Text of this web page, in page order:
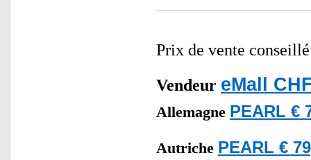
Prix de vente
Vendeur eMall
Allemagne PEARL €
Autriche PEARL €